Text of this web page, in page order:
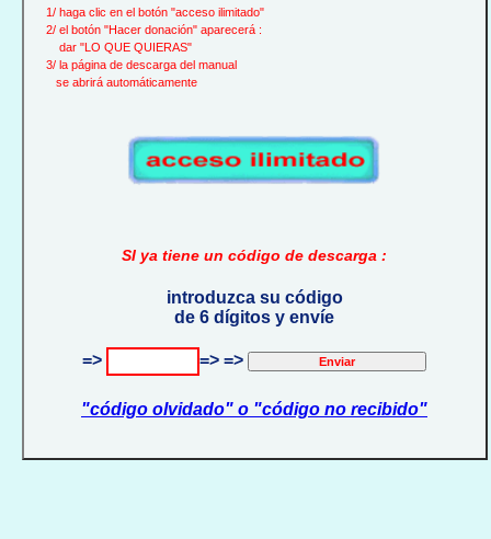
1/ haga clic en el botón "acceso ilimitado"
2/ el botón "Hacer donación" aparecerá :
dar "LO QUE QUIERAS"
3/ la página de descarga del manual
se abrirá automáticamente
SI ya tiene un código de descarga :
introduzca su código
de 6 dígitos y envíe
=> => =>
"código olvidado" o "código no recibido"